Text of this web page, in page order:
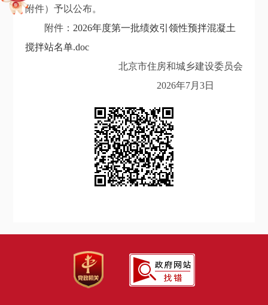
附件）予以公布。
附件： 2026年度第一批绩效引领性预拌混凝土
搅拌站名单.doc
北京市住房和城乡建设委员会
2026年7月 3日